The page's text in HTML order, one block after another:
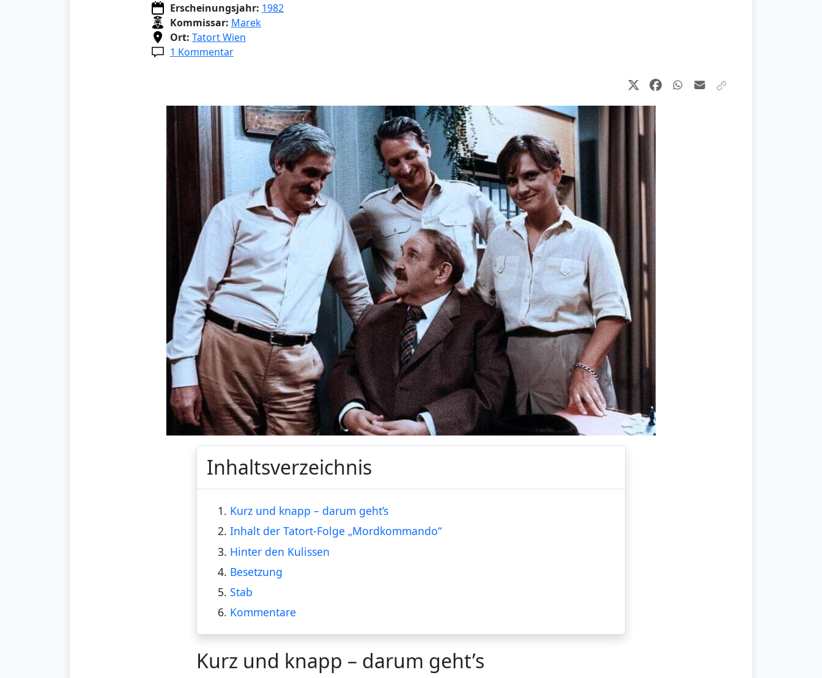
Erscheinungsjahr: 1982
Kommissar: Marek
Ort: Tatort Wien
1 Kommentar
Inhaltsverzeichnis
1. Kurz und knapp – darum geht’s
2. Inhalt der Tatort-Folge „Mordkommando“
3. Hinter den Kulissen
4. Besetzung
5. Stab
6. Kommentare
Kurz und knapp – darum geht’s